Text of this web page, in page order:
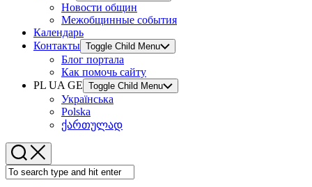
Новости общин
Межобщинные события
Календарь
Контакты Toggle Child Menu
Блог портала
Как помочь сайту
PL UA GE Toggle Child Menu
Українська
Polska
ქართულად